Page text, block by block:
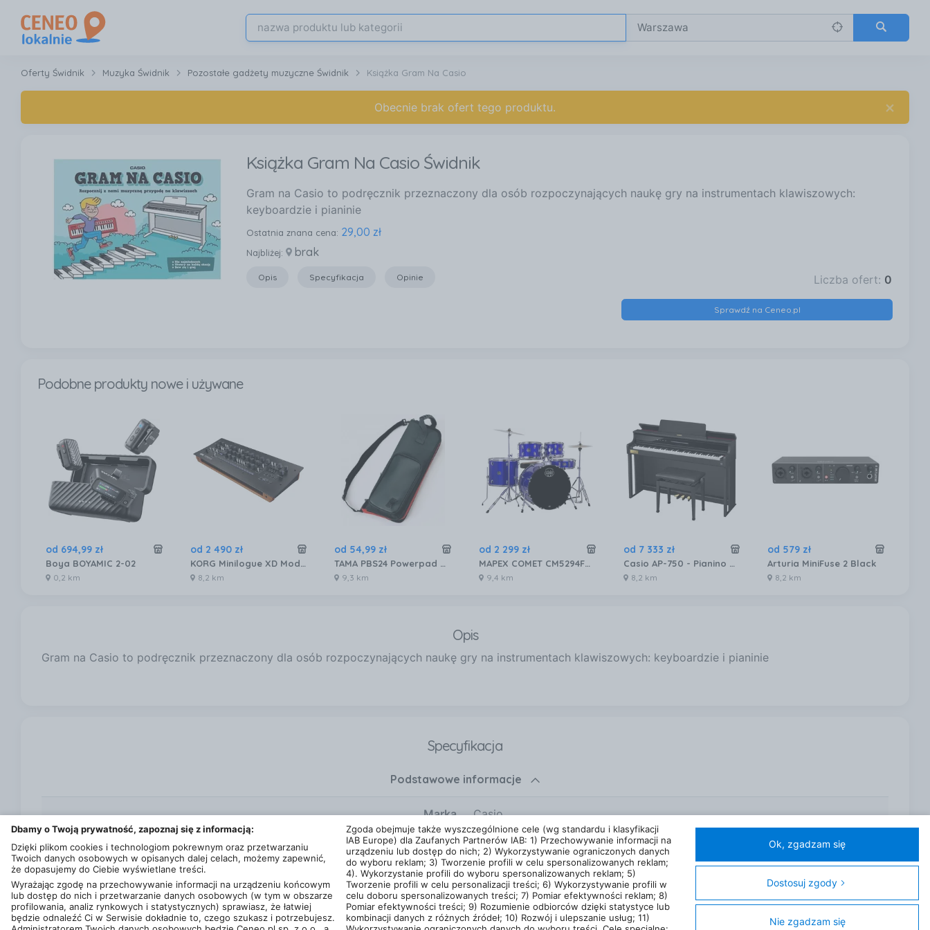
Oferty Świdnik Muzyka Świdnik Pozostałe gadżety muzyczne Świdnik Książka Gram Na Casio
Obecnie brak ofert tego produktu. ×
Książka Gram Na Casio Świdnik
Gram na Casio to podręcznik przeznaczony dla osób rozpoczynających naukę gry na instrumentach klawiszowych:
keyboardzie i pianinie
Ostatnia znana cena: 29,00 zł
Najbliżej: brak
Opis Specyfikacja Opinie Liczba ofert: 0
Sprawdź na Ceneo.pl
Podobne produkty nowe i używane
od 694,99 zł
Boya BOYAMIC 2-02
0,2 km
od 2 490 zł
KORG Minilogue XD Module Moduł
8,2 km
od 54,99 zł
TAMA PBS24 Powerpad pokrowiec na pałki
9,3 km
od 2 299 zł
MAPEX COMET CM5294FTC IB PERKUSJA
9,4 km
od 7 333 zł
Casio AP-750 - Pianino Cyfrowe
8,2 km
od 579 zł
Arturia MiniFuse 2 Black
8,2 km
Opis
Gram na Casio to podręcznik przeznaczony dla osób rozpoczynających naukę gry na instrumentach klawiszowych: keyboardzie i pianinie
Specyfikacja
Podstawowe informacje
Marka Casio
Pozostałe
© 2013 - 2026Ceneo.pl sp. z o.o. Polityka prywatności Liczba użytkowników (DSA) Kontakt
Ta strona jest chroniona przez reCAPTCHA i obowiązują jąWarunki korzystania z usługiorPolityka prywatnościGoogle.
Dbamy o Twoją prywatność, zapoznaj się z informacją:
Dzięki plikom cookies i technologiom pokrewnym oraz przetwarzaniu
Twoich danych osobowych w opisanych dalej celach, możemy zapewnić,
że dopasujemy do Ciebie wyświetlane treści.
Wyrażając zgodę na przechowywanie informacji na urządzeniu końcowym
lub dostęp do nich i przetwarzanie danych osobowych (w tym w obszarze
profilowania, analiz rynkowych i statystycznych) sprawiasz, że łatwiej
będzie odnaleźć Ci w Serwisie dokładnie to, czego szukasz i potrzebujesz.
Zgoda obejmuje także wyszczególnione cele (wg standardu i klasyfikacji
IAB Europe) dla Zaufanych Partnerów IAB: 1) Przechowywanie informacji na
urządzeniu lub dostęp do nich; 2) Wykorzystywanie ograniczonych danych
do wyboru reklam; 3) Tworzenie profili w celu spersonalizowanych reklam;
4). Wykorzystanie profili do wyboru spersonalizowanych reklam; 5)
Tworzenie profili w celu personalizacji treści; 6) Wykorzystywanie profili w
celu doboru spersonalizowanych treści; 7) Pomiar efektywności reklam; 8)
Pomiar efektywności treści; 9) Rozumienie odbiorców dzięki statystyce lub
kombinacji danych z różnych źródeł; 10) Rozwój i ulepszanie usług; 11)
Ok, zgadzam się
Dostosuj zgody
Nie zgadzam się